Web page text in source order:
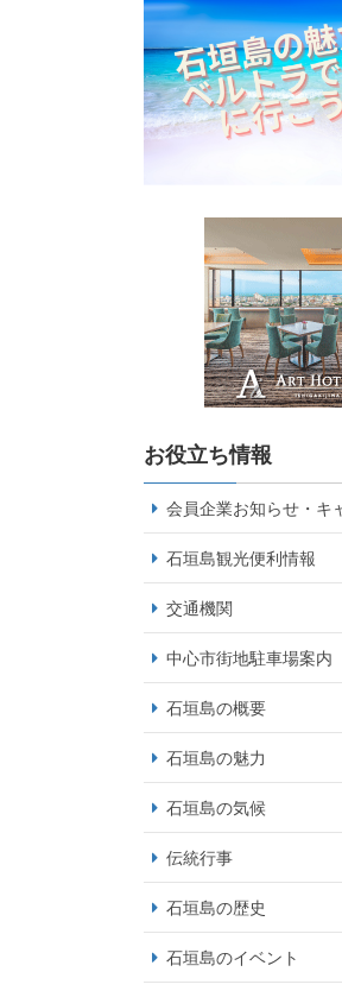
お役立ち情報
会員企業お知らせ・キ
石垣島観光便利情報
交通機関
中心市街地駐車場案内
石垣島の概要
石垣島の魅力
石垣島の気候
伝統行事
石垣島の歴史
石垣島のイベント